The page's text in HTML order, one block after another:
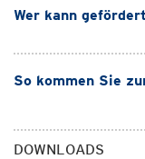
Wer kann
So kommen Sie
DOWNLOADS